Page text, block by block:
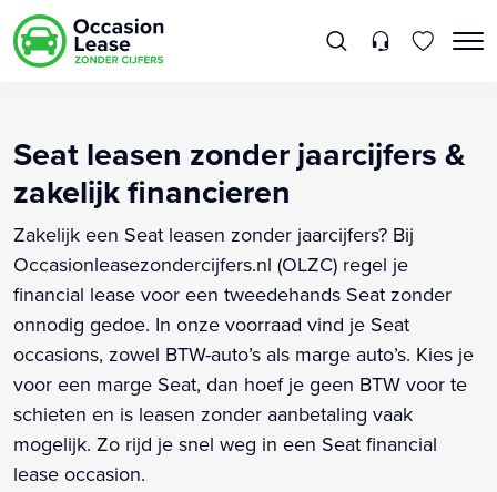
Seat leasen zonder jaarcijfers &
zakelijk financieren
Zakelijk een Seat leasen zonder jaarcijfers? Bij
Occasionleasezondercijfers.nl (OLZC) regel je
financial lease voor een tweedehands Seat zonder
onnodig gedoe. In onze voorraad vind je Seat
occasions, zowel BTW-auto’s als marge auto’s. Kies je
voor een marge Seat, dan hoef je geen BTW voor te
schieten en is leasen zonder aanbetaling vaak
mogelijk. Zo rijd je snel weg in een Seat financial
lease occasion.